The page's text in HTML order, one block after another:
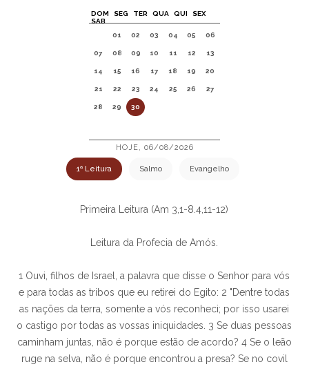
DOM SEG TER QUA QUI
SEX
SAB
01
02 03 04 05 06
07 08 09 10 11 12 13
14 15 16 17 18 19 20
21 22 23 24 25 26 27
28 29 30
HOJE, 06/08/2026
1ª Leitura Salmo Evangelho
Primeira Leitura (Am 3,1-8.4,11-12)
Leitura da Profecia de Amós.
1 Ouvi, filhos de Israel, a palavra que disse o Senhor para vós
e para todas as tribos que eu retirei do Egito: 2 "Dentre todas
as nações da terra, somente a vós reconheci; por isso usarei
o castigo por todas as vossas iniquidades. 3 Se duas pessoas
caminham juntas, não é porque estão de acordo? 4 Se o leão
ruge na selva, não é porque encontrou a presa? Se no covil